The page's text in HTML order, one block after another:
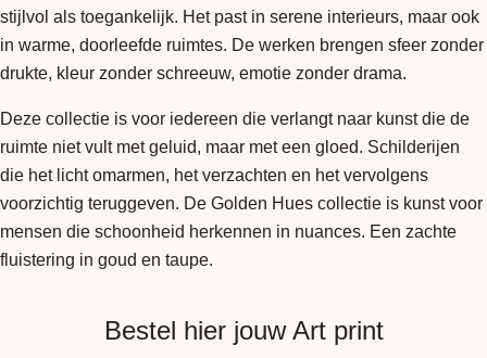
stijlvol als toegankelijk. Het past in serene interieurs, maar ook
in warme, doorleefde ruimtes. De werken brengen sfeer zonder
drukte, kleur zonder schreeuw, emotie zonder drama.
Deze collectie is voor iedereen die verlangt naar kunst die de
ruimte niet vult met geluid, maar met een gloed. Schilderijen
die het licht omarmen, het verzachten en het vervolgens
voorzichtig teruggeven. De Golden Hues collectie is kunst voor
mensen die schoonheid herkennen in nuances. Een zachte
fluistering in goud en taupe.
Bestel hier jouw Art print